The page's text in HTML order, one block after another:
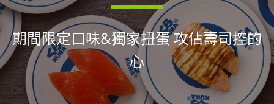
期間限定口味&獨家扭蛋 攻佔壽司控的
心